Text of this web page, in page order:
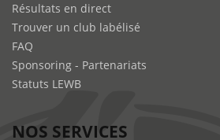
Résultats en direct
Trouver un club labélisé
FAQ
Sponsoring - Partenariats
Statuts LEWB
NOS SERVICES